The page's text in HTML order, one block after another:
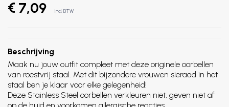
€ 7,09 Incl. BTW
Beschrijving
Maak nu jouw outfit compleet met deze originele oorbellen
van roestvrij staal. Met dit bijzondere vrouwen sieraad in het
staal ben je klaar voor elke gelegenheid!
Deze Stainless Steel oorbellen verkleuren niet, geven niet af